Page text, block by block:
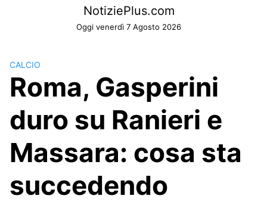
NotiziePlus.com
Oggi venerdì 7 Agosto 2026
CALCIO
Roma, Gasperini
duro su Ranieri e
Massara: cosa sta
succedendo